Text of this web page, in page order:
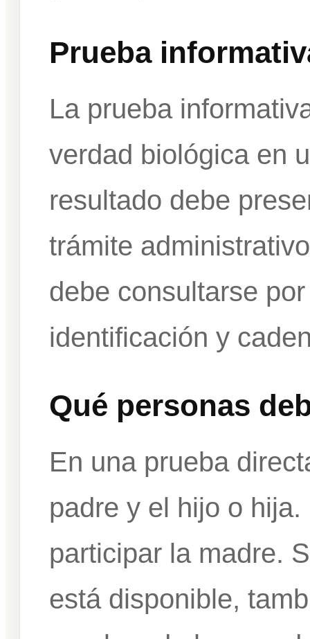
Prueba
La prueba
verdad biológica en
resultado debe
trámite
debe consultarse
identificación y
Qué personas
En una prueba
padre y el hijo o
participar la madre.
está disponible,